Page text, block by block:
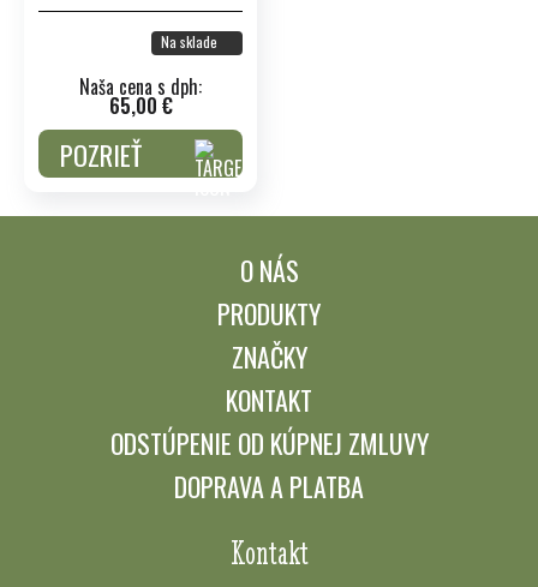
Na sklade
Naša cena s dph:
65,00 €
POZRIEŤ
O NÁS
PRODUKTY
ZNAČKY
KONTAKT
ODSTÚPENIE OD KÚPNEJ ZMLUVY
DOPRAVA A PLATBA
Kontakt